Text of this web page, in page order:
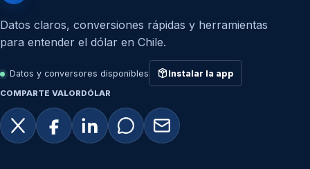
Datos claros, conversiones rápidas y herramientas
para entender el dólar en Chile.
Datos y conversores disponibles Instalar la app
COMPARTE VALORDÓLAR